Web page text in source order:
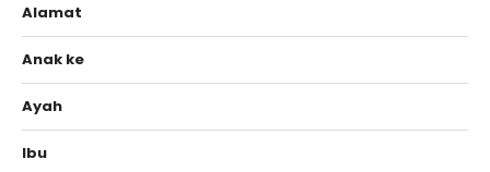
Alamat
Anak ke
Ayah
Ibu